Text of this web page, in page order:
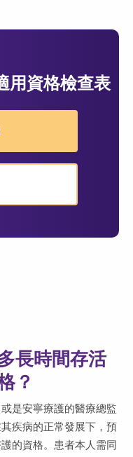
用資格檢查表
長時間存活
？
是安寧療護的醫療總監
疾病的正常發展下，預
的資格。患者本人需同